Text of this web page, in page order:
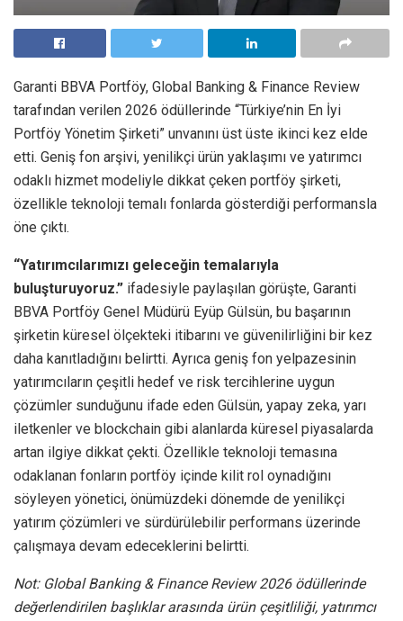
Garanti BBVA Portföy, Global Banking & Finance Review
tarafından verilen 2026 ödüllerinde “Türkiye’nin En İyi
Portföy Yönetim Şirketi” unvanını üst üste ikinci kez elde
etti. Geniş fon arşivi, yenilikçi ürün yaklaşımı ve yatırımcı
odaklı hizmet modeliyle dikkat çeken portföy şirketi,
özellikle teknoloji temalı fonlarda gösterdiği performansla
öne çıktı.
“Yatırımcılarımızı geleceğin temalarıyla
buluşturuyoruz.” ifadesiyle paylaşılan görüşte, Garanti
BBVA Portföy Genel Müdürü Eyüp Gülsün, bu başarının
şirketin küresel ölçekteki itibarını ve güvenilirliğini bir kez
daha kanıtladığını belirtti. Ayrıca geniş fon yelpazesinin
yatırımcıların çeşitli hedef ve risk tercihlerine uygun
çözümler sunduğunu ifade eden Gülsün, yapay zeka, yarı
iletkenler ve blockchain gibi alanlarda küresel piyasalarda
artan ilgiye dikkat çekti. Özellikle teknoloji temasına
odaklanan fonların portföy içinde kilit rol oynadığını
söyleyen yönetici, önümüzdeki dönemde de yenilikçi
yatırım çözümleri ve sürdürülebilir performans üzerinde
çalışmaya devam edeceklerini belirtti.
Not: Global Banking & Finance Review 2026 ödüllerinde
değerlendirilen başlıklar arasında ürün çeşitliliği, yatırımcı